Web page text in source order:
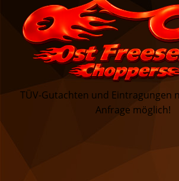
TÜV-Gutachten und Eintragungen
Anfrage möglich!